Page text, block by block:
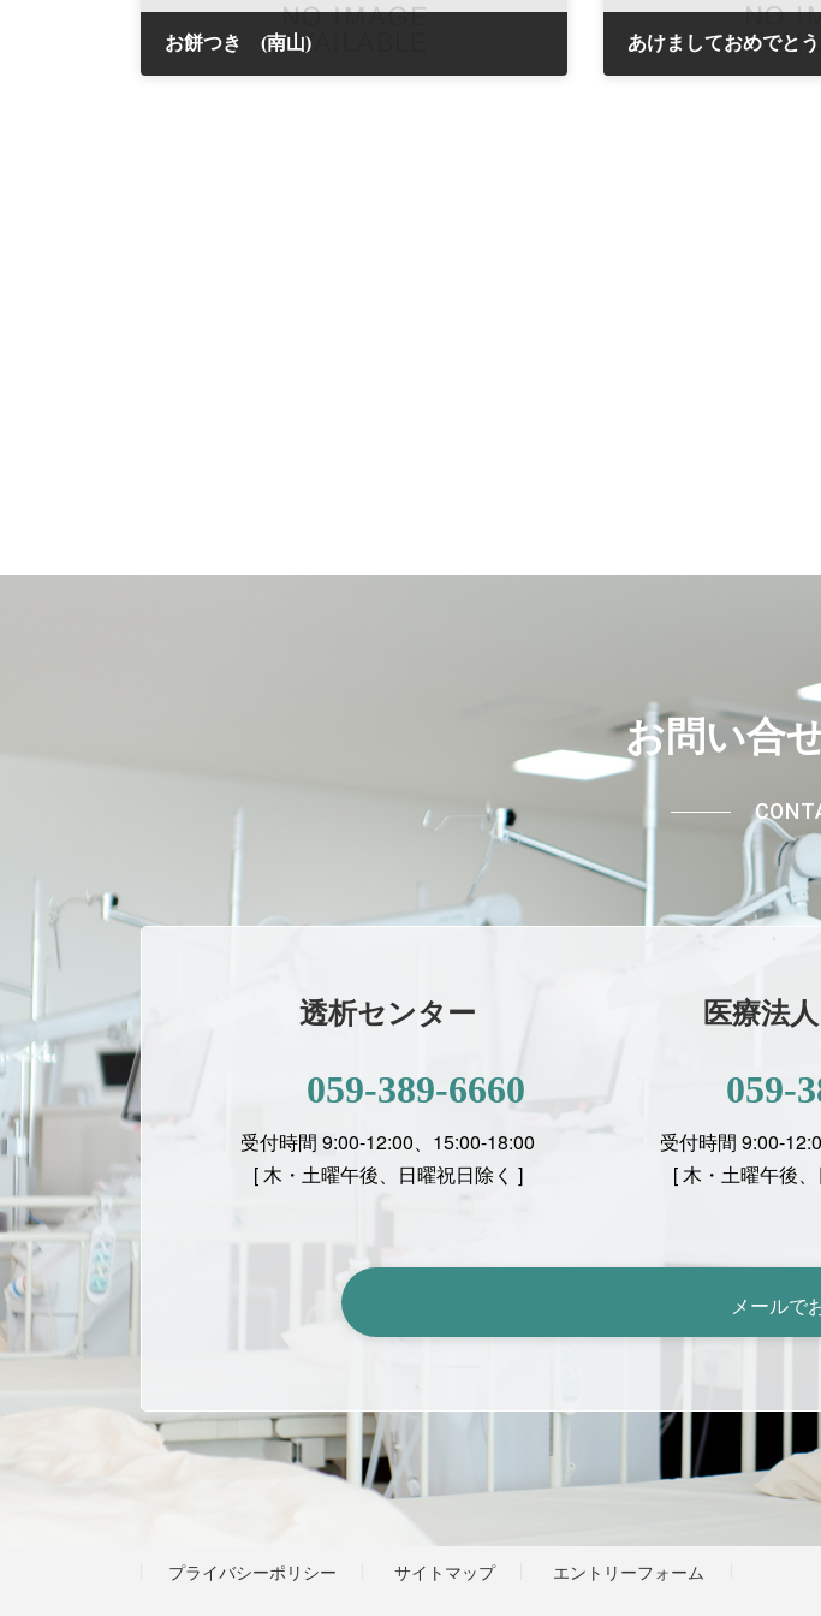
お餅つき (南山) あけましておめでと
お問い合
透析センター
059-389-6660
受付時間 9:00-12:00、15:00-18:00
[ 木・土曜午後、日曜祝日除く ]
医療法
059-
受付時間 9:00-
[木・土曜午後
メールで
プライバシーポリシー サイトマップ エントリーフォーム